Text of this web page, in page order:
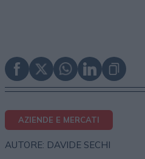
AZIENDE E MERCATI
AUTORE: DAVIDE SECHI